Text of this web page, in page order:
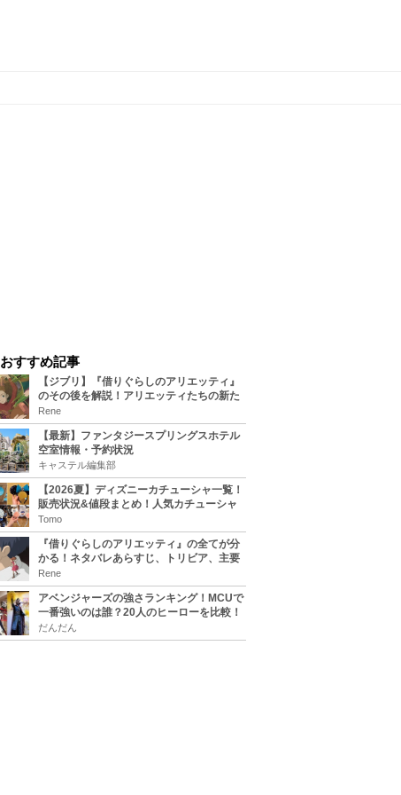
おすすめ記事
【ジブリ】『借りぐらしのアリエッティ』
のその後を解説！アリエッティたちの新た
な住処は？翔の病気は治る？
Rene
【最新】ファンタジースプリングスホテル
空室情報・予約状況
キャステル編集部
【2026夏】ディズニーカチューシャ一覧！
販売状況&値段まとめ！人気カチューシャ
をチェック
Tomo
『借りぐらしのアリエッティ』の全てが分
かる！ネタバレあらすじ、トリビア、主要
キャラまとめ！
Rene
アベンジャーズの強さランキング！MCUで
一番強いのは誰？20人のヒーローを比較！
だんだん